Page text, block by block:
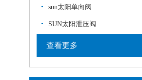
sun太阳单向阀
SUN太阳泄压阀
查看更多